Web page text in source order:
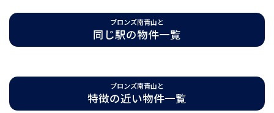
デザイナーズ物件ですので、お洒落な外観からも想像広がるお部
屋が揃っております。東向きのお部屋は室内がとても明るく、１
器相談可能ですので、是非ご相談下さいませ。
各部屋にモニタ付インターホンを備え付けており、オートロック
はもちろん入居者をしっかり守ります。
ブロンズ南青山と
同じ駅の物件一覧
ブロンズ南青山と
特徴の近い物件一覧